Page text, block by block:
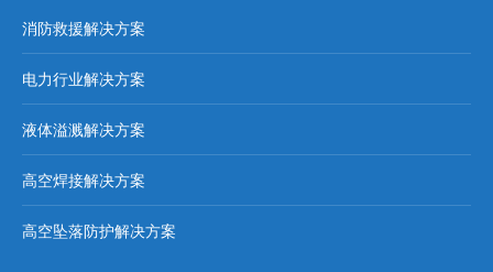
消防救援解决方案
电力行业解决方案
液体溢溅解决方案
高空焊接解决方案
高空坠落防护解决方案